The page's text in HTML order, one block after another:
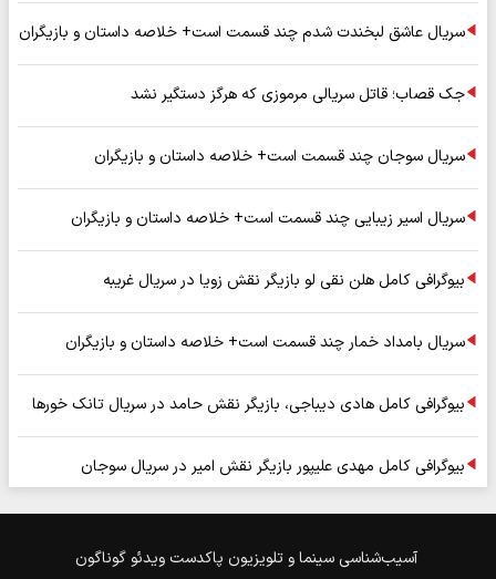
سریال عاشق لبخندت شدم چند قسمت است+ خلاصه داستان و بازیگران
جک قصاب؛ قاتل سریالی مرموزی که هرگز دستگیر نشد
سریال سوجان چند قسمت است+ خلاصه داستان و بازیگران
سریال اسیر زیبایی چند قسمت است+ خلاصه داستان و بازیگران
بیوگرافی کامل هلن نقی لو بازیگر نقش زویا در سریال غریبه
سریال بامداد خمار چند قسمت است+ خلاصه داستان و بازیگران
بیوگرافی کامل هادی دیباجی، بازیگر نقش حامد در سریال تانک خورها
بیوگرافی کامل مهدی علیپور بازیگر نقش امیر در سریال سوجان
آسیب‌شناسی سینما و تلویزیون پاکدست ویدئو گوناگون